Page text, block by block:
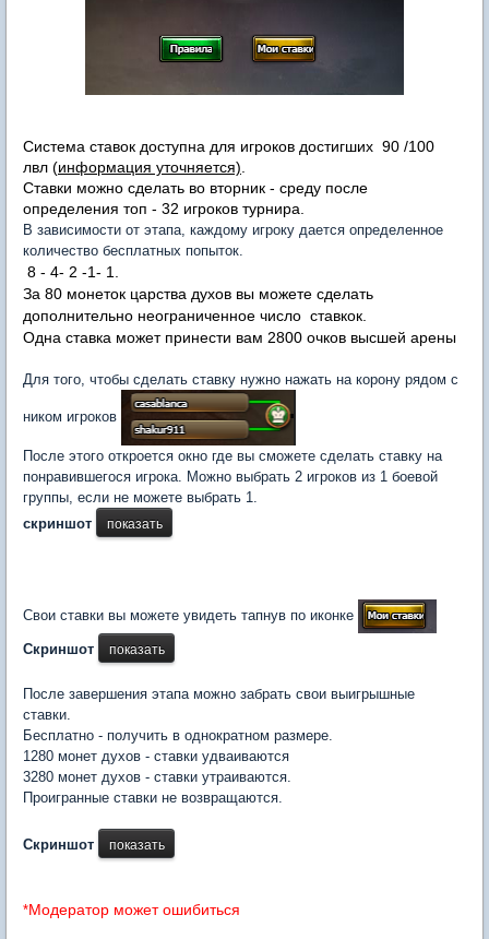
Система ставок доступна для игроков достигших 90 /100
лвл (информация уточняется)
Ставки можно сделать во вторник - среду после
определения топ - 32 игроков турнира.
В зависимости от этапа, каждому игроку дается определенное
количество бесплатных попыток.
8 - 4- 2 -1- 1.
За 80 монеток царства духов вы можете сделать
дополнительно неограниченное число ставкок.
Одна ставка может принести вам 2800 очков высшей арены
Для того, чтобы сделать ставку нужно нажать на корону рядом с
ником игроков
После этого откроется окно где вы сможете сделать ставку на
понравившегося игрока. Можно выбрать 2 игроков из 1 боевой
группы, если не можете выбрать 1.
скриншот
Свои ставки вы можете увидеть тапнув по иконке
Скриншот
После завершения этапа можно забрать свои выигрышные
ставки.
Бесплатно - получить в однократном размере.
1280 монет духов - ставки удваиваются
3280 монет духов - ставки утраиваются.
Проигранные ставки не возвращаются.
Скриншот
*Модератор может ошибиться